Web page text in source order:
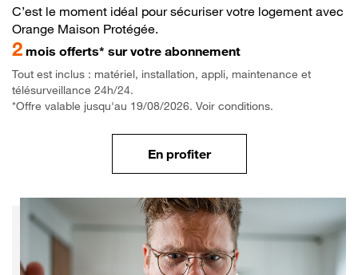
C’est le moment idéal pour sécuriser votre logement avec
Orange Maison Protégée.
2 mois offerts* sur votre abonnement
Tout est inclus : matériel, installation, appli, maintenance et
télésurveillance 24h/24.
*Offre valable jusqu'au 19/08/2026. Voir conditions.
En profiter